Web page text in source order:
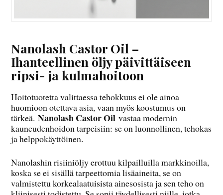
Nanolash Castor Oil –
Ihanteellinen öljy päivittäiseen
ripsi- ja kulmahoitoon
Hoitotuotetta valittaessa tehokkuus ei ole ainoa
huomioon otettava asia, vaan myös koostumus on
tärkeä.Nanolash Castor Oilvastaa modernin
kauneudenhoidon tarpeisiin: se on luonnollinen, tehokas
ja helppokäyttöinen.
Nanolashin risiiniöljy erottuu kilpailluilla markkinoilla,
koska se ei sisällä tarpeettomia lisäaineita, se on
valmistettu korkealaatuisista ainesosista ja sen teho on